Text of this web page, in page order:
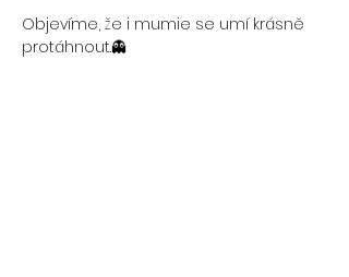
Objevíme, že i mumie se umí krásně
protáhnout.👻